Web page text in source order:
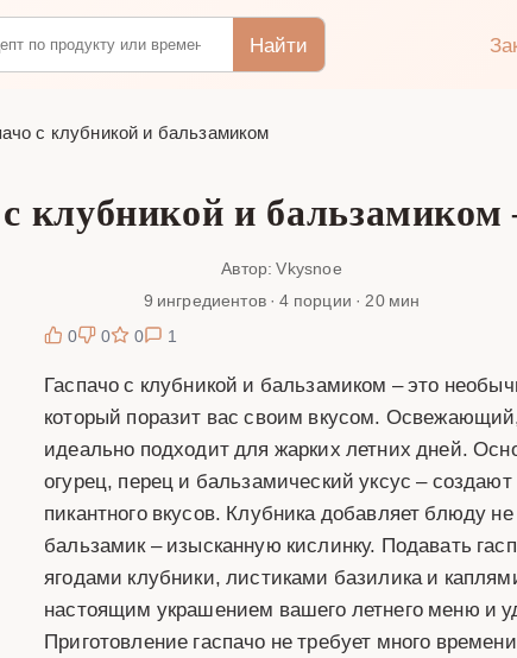
Найти
с клубникой и бальзамиком
с клубникой и
Автор: Vkysnoe
9 ингредиентов · 4 порции · 20 мин
0
0 0 1
Гаспачо с клубникой и бальзамиком – это
который поразит вас своим вкусом.
идеально подходит для жарких летних дней.
огурец, перец и бальзамический уксус –
пикантного вкусов. Клубника добавляет блюду
бальзамик – изысканную кислинку. Подавать
ягодами клубники, листиками базилика и
настоящим украшением вашего летнего меню и
Приготовление гаспачо не требует много